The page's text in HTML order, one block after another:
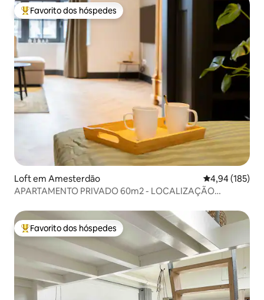
Favoritos dos hóspedes mais apreciados
Favorito dos hóspedes
Loft em Amesterdão Classificação
4,94 (185)
APARTAMENTO PRIVADO 60m2 - LOCALIZAÇÃO
Favoritos dos hóspedes mais apreciados
Favorito dos hóspedes